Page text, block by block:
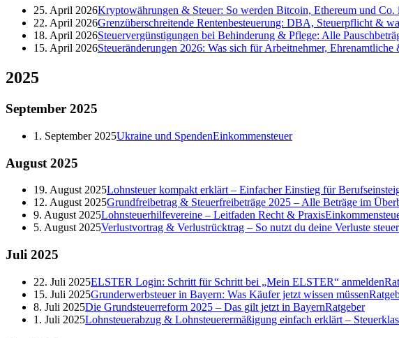
25. April 2026Kryptowährungen & Steuer: So werden Bitcoin, Ethereum und Co.
22. April 2026Grenzüberschreitende Rentenbesteuerung: DBA, Steuerpflicht &
18. April 2026Steuervergünstigungen bei Behinderung & Pflege: Alle
15. April 2026Steueränderungen 2026: Was sich für Arbeitnehmer,
2025
September 2025
1. September 2025Ukraine und SpendenEinkommensteuer
August 2025
19. August 2025Lohnsteuer kompakt erklärt – Einfacher Einstieg für
12. August 2025Grundfreibetrag & Steuerfreibeträge 2025 – Alle Beträge im
9. August 2025Lohnsteuerhilfevereine – Leitfaden Recht & Praxis
5. August 2025Verlustvortrag & Verlustrücktrag – So nutzt du deine Verluste
Juli 2025
22. Juli 2025ELSTER Login: Schritt für Schritt bei „Mein ELSTER“ anmelden
15. Juli 2025Grunderwerbsteuer in Bayern: Was Käufer jetzt wissen müssen
8. Juli 2025Die Grundsteuerreform 2025 – Das gilt jetzt in BayernRatgeber
1. Juli 2025Lohnsteuerabzug & Lohnsteuerermäßigung einfach erklärt –